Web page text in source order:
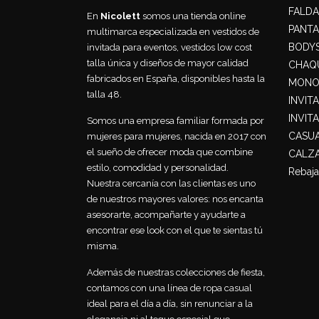
En Nicolett somos una tienda online
multimarca especializada en vestidos de
invitada para eventos, vestidos low cost
talla única y diseños de mayor calidad
fabricados en España, disponibles hasta la
talla 48.
Somos una empresa familiar formada por
mujeres para mujeres, nacida en 2017 con
el sueño de ofrecer moda que combine
estilo, comodidad y personalidad.
Nuestra cercanía con las clientas es uno
de nuestros mayores valores: nos encanta
asesorarte, acompañarte y ayudarte a
encontrar ese look con el que te sientas tú
misma.
Además de nuestras colecciones de fiesta,
contamos con una línea de ropa casual
ideal para el día a día, sin renunciar a la